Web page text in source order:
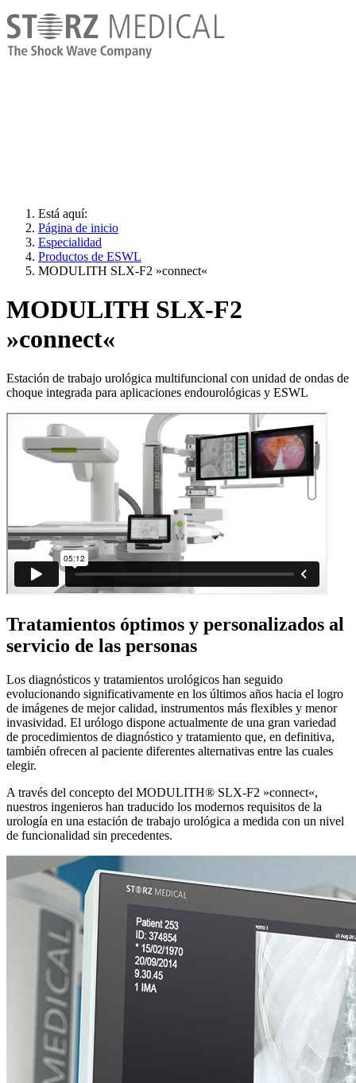
Está aquí:
Página de inicio
Especialidad
Productos de ESWL
MODULITH SLX-F2 »connect«
MODULITH SLX-F2
»connect«
Estación de trabajo urológica multifuncional con unidad de ondas de
choque integrada para aplicaciones endourológicas y ESWL
Tratamientos óptimos y personalizados al
servicio de las personas
Los diagnósticos y tratamientos urológicos han seguido
evolucionando significativamente en los últimos años hacia el logro
de imágenes de mejor calidad, instrumentos más flexibles y menor
invasividad. El urólogo dispone actualmente de una gran variedad
de procedimientos de diagnóstico y tratamiento que, en definitiva,
también ofrecen al paciente diferentes alternativas entre las cuales
elegir.
A través del concepto del MODULITH® SLX-F2 »connect«,
nuestros ingenieros han traducido los modernos requisitos de la
urología en una estación de trabajo urológica a medida con un nivel
de funcionalidad sin precedentes.